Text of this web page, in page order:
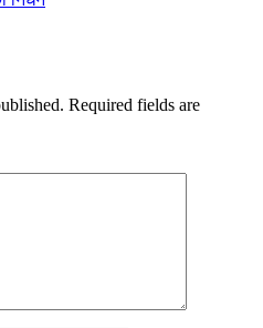
Required fields are